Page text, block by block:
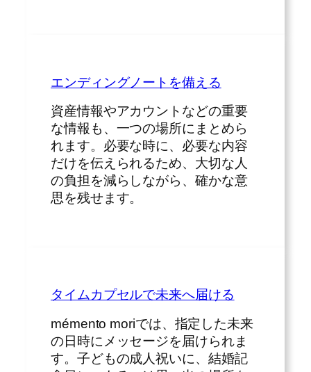
エンディングノートを備える
資産情報やアカウントなどの重要
な情報も、一つの場所にまとめら
れます。必要な時に、必要な内容
だけを伝えられるため、大切な人
の負担を減らしながら、確かな意
思を残せます。
タイムカプセルで未来へ届ける
mémento moriでは、指定した未来
の日時にメッセージを届けられま
す。子どもの成人祝いに、結婚記